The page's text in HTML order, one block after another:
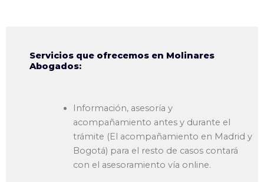
Servicios que ofrecemos en Molinares
Abogados:
Información, asesoría y
acompañamiento antes y durante el
trámite (El acompañamiento en Madrid y
Bogotá) para el resto de casos contará
con el asesoramiento vía online.